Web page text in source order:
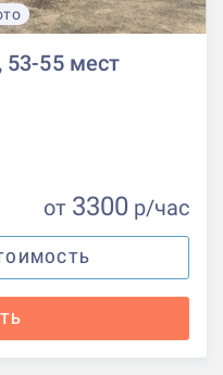
53-55 мест
от 3300 р/час